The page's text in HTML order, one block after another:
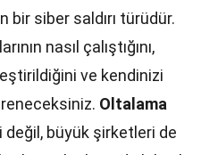
bir siber saldırı türüdür.
nasıl çalıştığını,
ve kendinizi
Oltalama
büyük şirketleri de